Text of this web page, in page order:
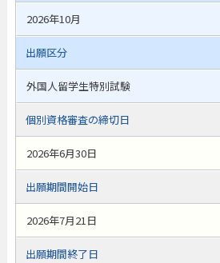
2026年10月
出願区分
外国人留学生特別試験
個別資格審査の締切日
2026年6月30日
出願期間開始日
2026年7月21日
出願期間終了日